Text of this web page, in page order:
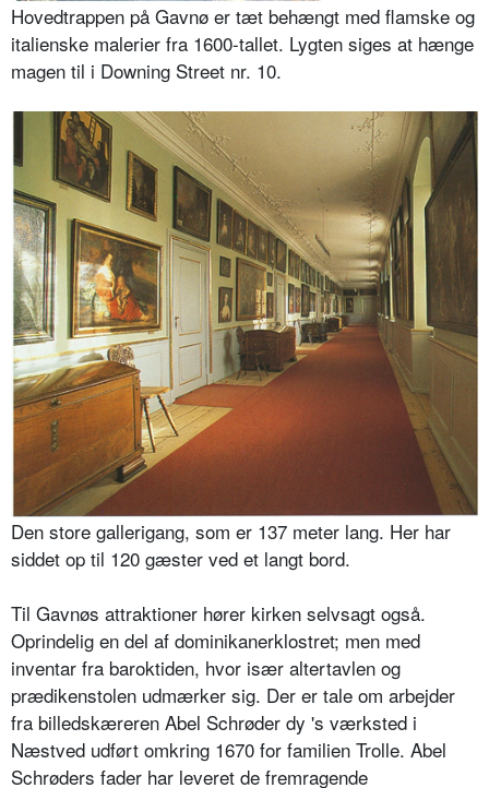
Hovedtrappen på Gavnø er tæt behængt med flamske og
italienske malerier fra 1600-tallet. Lygten siges at hænge
magen til i Downing Street nr. 10.
Den store gallerigang, som er 137 meter lang. Her har
siddet op til 120 gæster ved et langt bord.
Til Gavnøs attraktioner hører kirken selvsagt også.
Oprindelig en del af dominikanerklostret; men med
inventar fra baroktiden, hvor især altertavlen og
prædikenstolen udmærker sig. Der er tale om arbejder
fra billedskæreren Abel Schrøder dy 's værksted i
Næstved udført omkring 1670 for familien Trolle. Abel
Schrøders fader har leveret de fremragende